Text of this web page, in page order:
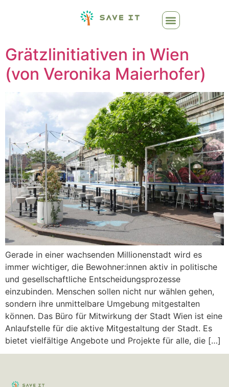
Grätzlinitiativen in Wien
(von Veronika Maierhofer)
Gerade in einer wachsenden Millionenstadt wird es
immer wichtiger, die Bewohner:innen aktiv in politische
und gesellschaftliche Entscheidungsprozesse
einzubinden. Menschen sollen nicht nur wählen gehen,
sondern ihre unmittelbare Umgebung mitgestalten
können. Das Büro für Mitwirkung der Stadt Wien ist eine
Anlaufstelle für die aktive Mitgestaltung der Stadt. Es
bietet vielfältige Angebote und Projekte für alle, die […]